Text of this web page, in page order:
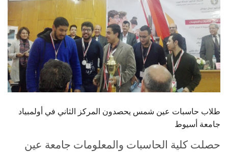
هيئة التدريس
الدراسات العليا
الخريجين
الموظفون
طلاب حاسبات عين شمس يحصدون المركز الثاني في أولمبياد
جامعة أسيوط
حصلت كلية الحاسبات والمعلومات جامعة عين